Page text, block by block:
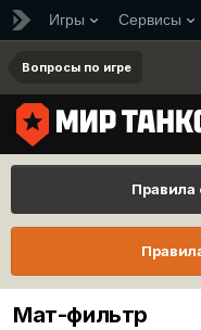
Игры Сервисы
Вопросы по игре
Правила
Мат-фильтр